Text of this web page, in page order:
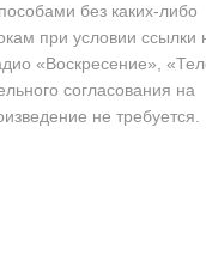
без каких-либо
при условии ссылки
«Воскресение»,
согласования на
не требуется.